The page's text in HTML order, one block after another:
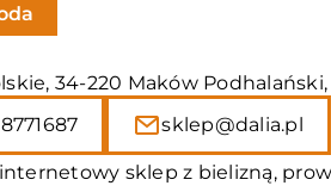
34-220 Maków
sklep@dalia.pl
sklep z bielizną,